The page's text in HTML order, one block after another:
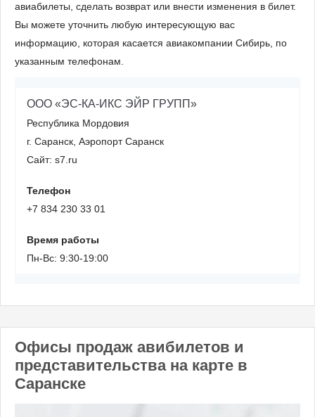
авиабилеты, сделать возврат или внести изменения в билет.
Вы можете уточнить любую интересующую вас
информацию, которая касается авиакомпании Сибирь, по
указанным телефонам.
ООО «ЭС-КА-ИКС ЭЙР ГРУПП»
Республика Мордовия
г. Саранск, Аэропорт Саранск
Сайт: s7.ru
Телефон
+7 834 230 33 01
Время работы
Пн-Вс: 9:30-19:00
Офисы продаж авибилетов и
представительства на карте в
Саранске